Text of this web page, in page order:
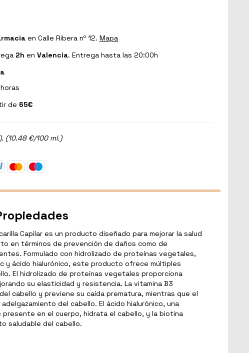
en Calle Ribera nº 12. Mapa
2h en Valencia. Entrega hasta las 20:00h
de 65€
(10.48 €/100 ml.)
Capilar es un producto diseñado para mejorar la salud
en términos de prevención de daños como de
Formulado con hidrolizado de proteínas vegetales,
y ácido hialurónico, este producto ofrece múltiples
El hidrolizado de proteínas vegetales proporciona
su elasticidad y resistencia. La vitamina B3
cabello y previene su caída prematura, mientras que el
del cabello. El ácido hialurónico, una
en el cuerpo, hidrata el cabello, y la biotina
saludable del cabello.